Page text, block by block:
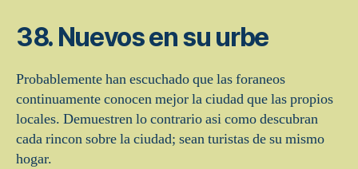
38. Nuevos en su urbe
Probablemente han escuchado que las foraneos
continuamente conocen mejor la ciudad que las propios
locales. Demuestren lo contrario asi­ como descubran
cada rincon sobre la ciudad; sean turistas de su mismo
hogar.